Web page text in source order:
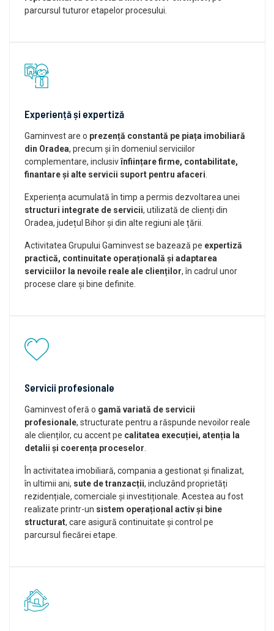
parcursul tuturor etapelor procesului.
Experiență și expertiză
Gaminvest are o prezență constantă pe piața imobiliară
din Oradea, precum și în domeniul serviciilor
complementare, inclusivînființare firme, contabilitate,
finantare și alte servicii suport pentru afaceri
Experiența acumulată în timp a permis dezvoltarea unei
structuri integrate de servicii, utilizată de clienți din
Oradea, județul Bihor și din alte regiuni ale țării.
Activitatea Grupului Gaminvest se bazează pe expertiză
practică, continuitate operațională și adaptarea
serviciilor la nevoile reale ale clienților, în cadrul unor
procese clare și bine definite.
Servicii profesionale
Gaminvest oferă o gamă variată de servicii
profesionale, structurate pentru a răspunde nevoilor reale
ale clienților, cu accent pe calitatea execuției, atenția la
detalii și coerența proceselor
În activitatea imobiliară, compania a gestionat și finalizat,
în ultimii ani, sute de tranzacții, incluzând proprietăți
rezidențiale, comerciale și investiționale. Acestea au fost
realizate printr-un sistem operațional activ și bine
structurat, care asigură continuitate și control pe
parcursul fiecărei etape.